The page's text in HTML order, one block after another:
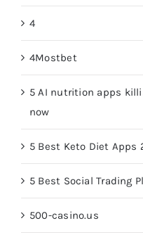
4
4Mostbet
5 AI nutrition apps
now
5 Best Keto Diet Apps
5 Best Social Trading
500-casino.us